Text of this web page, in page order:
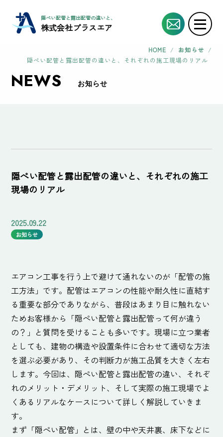
隠ぺい配管と露出配管の違いと、それぞれの施工現場のリアル | エアコン工事協
株式会社プラスエア
HOME / お知らせ /
隠ぺい配管と露出配管の違いと、それぞれの施工現場のリアル
NEWS お知らせ
隠ぺい配管と露出配管の違いと、それぞれの施工
現場のリアル
2025.09.22
お知らせ
エアコン工事を行う上で避けて通れないのが「配管の施
工方法」です。配管はエアコンの性能や耐久性に直結す
る重要な部分でありながら、普段はあまり目に触れない
ためお客様から「隠ぺい配管と露出配管って何が違う
の？」と質問を受けることも多いです。現場に立つ業者
としても、建物の構造や設置条件に合わせて適切な方法
を選ぶ必要があり、その判断力が施工品質を大きく左右
します。今回は、隠ぺい配管と露出配管の違い、それぞ
れのメリット・デメリット、そして実際の施工現場でよ
くあるリアルなケースについて詳しく解説していきま
す。
まず「隠ぺい配管」とは、壁の中や天井裏、床下などに